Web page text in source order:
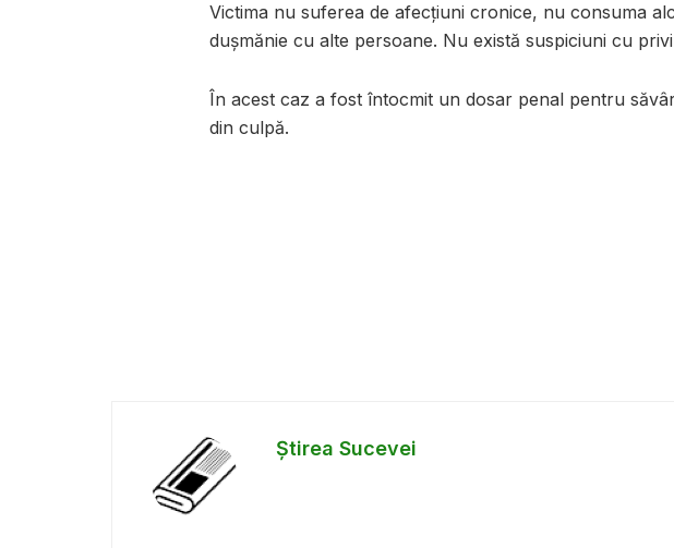
Victima nu suferea de afecțiuni cronice, nu consuma
dușmănie cu alte persoane. Nu există suspiciuni cu
În acest caz a fost întocmit un dosar penal pentru
din culpă.
Știrea Sucevei